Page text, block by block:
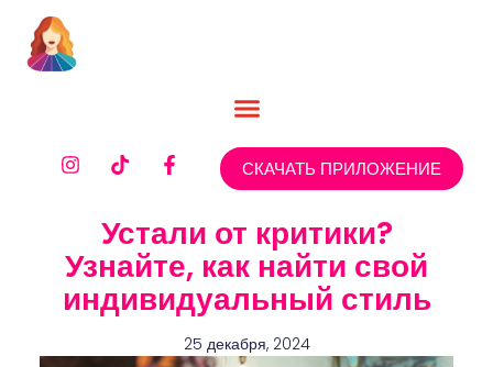
СКАЧАТЬ ПРИЛОЖЕНИЕ
Устали от критики?
Узнайте, как найти свой
индивидуальный стиль
25 декабря, 2024